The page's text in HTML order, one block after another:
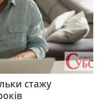
стажу